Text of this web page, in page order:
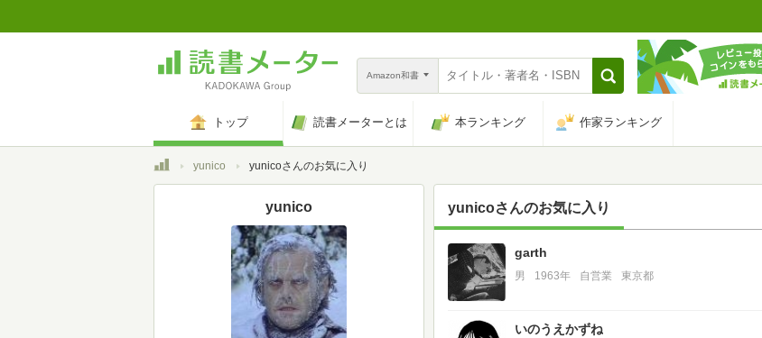
Amazon和書
トップ 読書メーターとは 本ランキング 作家ランキング
トップyunico yunicoさんのお気に入り
yunicoさんのお気に入り
13 garth
男 1963年 自営業 東京都
いのうえかずね
yunico